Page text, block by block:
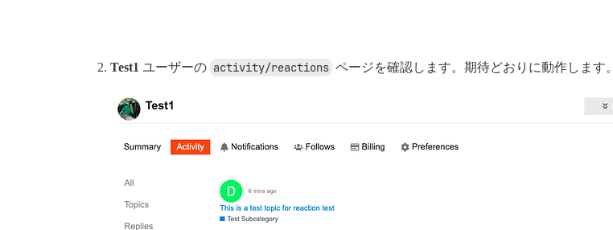
Test1 ユーザーの activity/reactions ページを確認します。期待どおりに動作します。